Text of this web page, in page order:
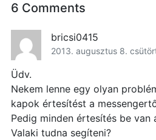
6 Comments
bricsi0415
2013. augusztus 8.
Üdv.
Nekem lenne egy olyan
kapok értesítést a
Pedig minden értesítés be van
Valaki tudna segíteni?